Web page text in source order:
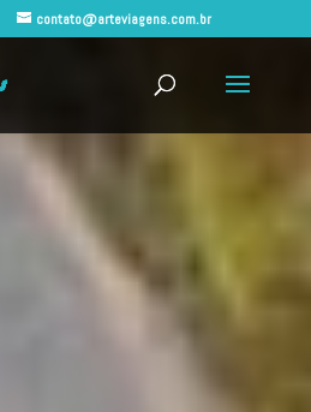
contato@arteviagens.com.br